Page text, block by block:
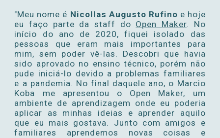
"Meu nome é Nicollas Augusto Rufino e hoje
eu faço parte da staff do Open Maker. No
início do ano de 2020,fiquei isolado das
pessoas que eram mais importantes para
mim, sem poder vê-las . Descobri que havia
sido aprovado no ensino técnico, porém não
pude iniciá-lo devido a problemas familiares
e a pandemia. No final daquele ano, o Marcio
Koba me apresentou o Open Maker, um
ambiente de aprendizagem onde eu poderia
aplicar as minhas ideias e aprender aquilo
que eu mais gostava. Junto com amigos e
familiares aprendemos novas coisas e